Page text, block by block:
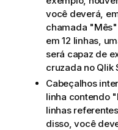
você deverá,
chamada
em 12 linhas,
será capaz de
cruzada no Qlik
Cabeçalhos
linha contendo
linhas
disso, você